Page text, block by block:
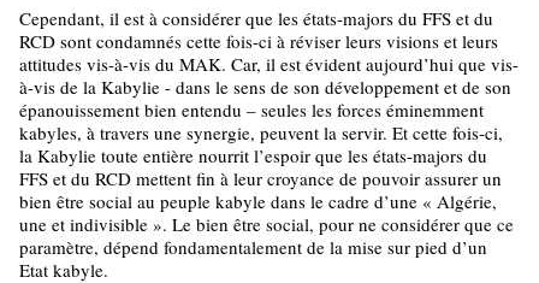
Cependant, il est à considérer que les états-majors du FFS et du
RCD sont condamnés cette fois-ci à réviser leurs visions et leurs
attitudes vis-à-vis du MAK. Car, il est évident aujourd’hui que vis-
à-vis de la Kabylie - dans le sens de son développement et de son
épanouissement bien entendu – seules les forces éminemment
kabyles, à travers une synergie, peuvent la servir. Et cette fois-ci,
la Kabylie toute entière nourrit l’espoir que les états-majors du
FFS et du RCD mettent fin à leur croyance de pouvoir assurer un
bien être social au peuple kabyle dans le cadre d’une « Algérie,
une et indivisible ». Le bien être social, pour ne considérer que ce
paramètre, dépend fondamentalement de la mise sur pied d’un
Etat kabyle.